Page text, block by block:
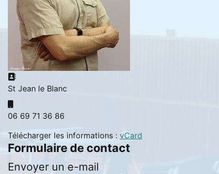
Adresse:
St Jean le Blanc
06 69 71 36 86
Télécharger les informations : vCard
Formulaire de contact
Envoyer un e-mail